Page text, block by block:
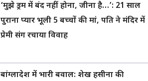
‘मुझे ड्रम में बंद नहीं होना, जीना है…’: 21 साल
पुराना प्यार भूली 5 बच्चों की मां, पति ने मंदिर में
प्रेमी संग रचाया विवाह
बांग्लादेश में भारी बवाल: शेख हसीना की